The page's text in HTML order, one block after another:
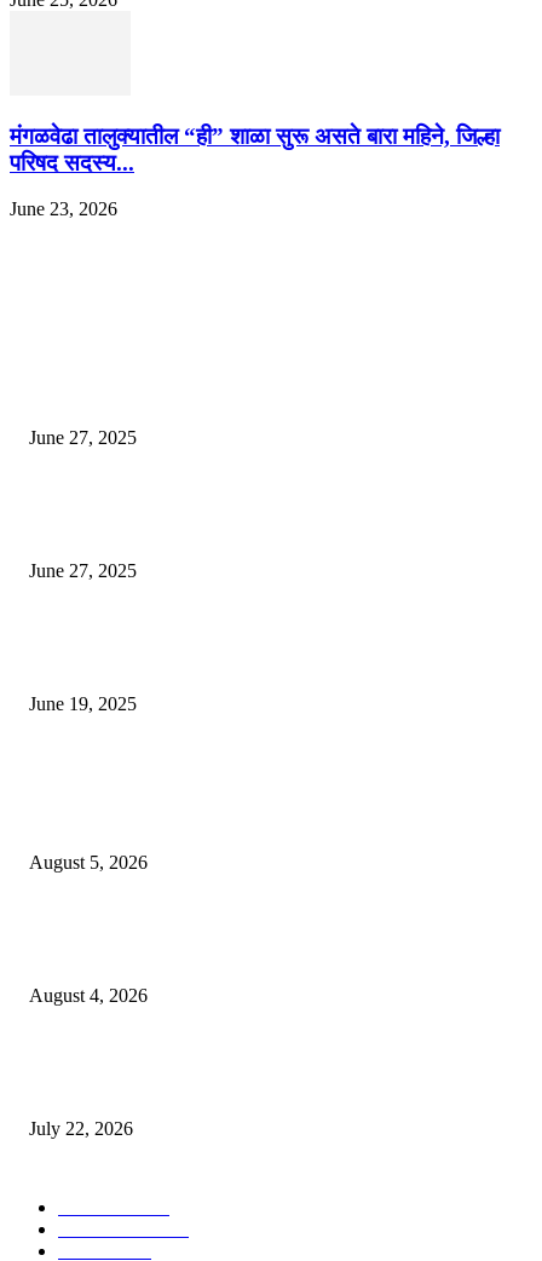
मंगळवेढा तालुक्यातील “ही” शाळा सुरू असते बारा महिने, जिल्हा
परिषद सदस्य...
June 23, 2026
June 27, 2025
June 27, 2025
June 19, 2025
August 5, 2026
August 4, 2026
July 22, 2026